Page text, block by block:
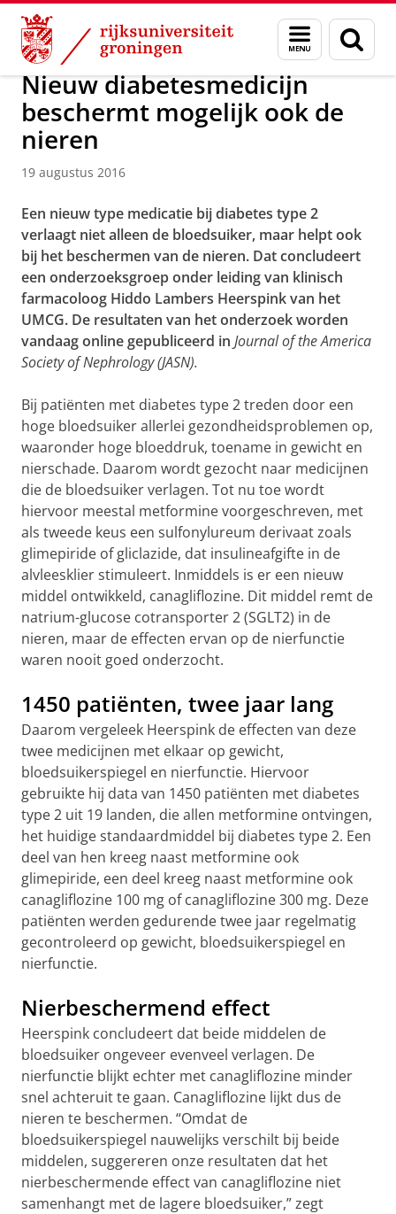
Skip
Content
Skip
Navigation
Menu
en
zoeken
Over ons Actueel Nieuws Nieuwsberichten
Nieuw diabetesmedicijn
beschermt mogelijk ook de
nieren
19 augustus 2016
Een nieuw type medicatie bij diabetes type 2
verlaagt niet alleen de bloedsuiker, maar helpt ook
bij het beschermen van de nieren. Dat concludeert
een onderzoeksgroep onder leiding van klinisch
farmacoloog Hiddo Lambers Heerspink van het
UMCG. De resultaten van het onderzoek worden
vandaag online gepubliceerd in Journal of the America
Society of Nephrology (JASN).
Bij patiënten met diabetes type 2 treden door een
hoge bloedsuiker allerlei gezondheidsproblemen op,
waaronder hoge bloeddruk, toename in gewicht en
nierschade. Daarom wordt gezocht naar medicijnen
die de bloedsuiker verlagen. Tot nu toe wordt
hiervoor meestal metformine voorgeschreven, met
als tweede keus een sulfonylureum derivaat zoals
glimepiride of gliclazide, dat insulineafgifte in de
alvleesklier stimuleert. Inmiddels is er een nieuw
middel ontwikkeld, canagliflozine. Dit middel remt de
natrium-glucose cotransporter 2 (SGLT2) in de
nieren, maar de effecten ervan op de nierfunctie
waren nooit goed onderzocht.
1450 patiënten, twee jaar lang
Daarom vergeleek Heerspink de effecten van deze
twee medicijnen met elkaar op gewicht,
bloedsuikerspiegel en nierfunctie. Hiervoor
gebruikte hij data van 1450 patiënten met diabetes
type 2 uit 19 landen, die allen metformine ontvingen,
het huidige standaardmiddel bij diabetes type 2. Een
deel van hen kreeg naast metformine ook
glimepiride, een deel kreeg naast metformine ook
canagliflozine 100 mg of canagliflozine 300 mg. Deze
patiënten werden gedurende twee jaar regelmatig
gecontroleerd op gewicht, bloedsuikerspiegel en
nierfunctie.
Nierbeschermend effect
Heerspink concludeert dat beide middelen de
bloedsuiker ongeveer evenveel verlagen. De
nierfunctie blijkt echter met canagliflozine minder
snel achteruit te gaan. Canagliflozine lijkt dus de
nieren te beschermen. “Omdat de
bloedsuikerspiegel nauwelijks verschilt bij beide
middelen, suggereren onze resultaten dat het
nierbeschermende effect van canagliflozine niet
samenhangt met de lagere bloedsuiker,” zegt